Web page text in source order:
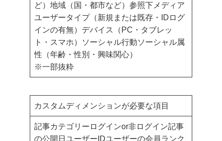
ど）地域（国・都市など）参照下メディア
ユーザータイプ（新規または既存・IDログ
インの有無）デバイス（PC・タブレッ
ト・スマホ）ソーシャル行動ソーシャル属
性（年齢・性別・興味関心）
※一部抜粋
カスタムディメンションが必要な項目
記事カテゴリーログインor非ログイン記事
の公開日ユーザーIDユーザーの会員ランク